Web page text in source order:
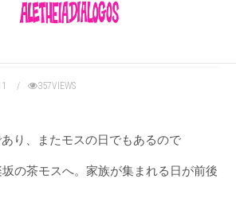
357VIEWS
り、またモスの日でもあるので
の茶モスへ。家族が集まれる日が前後